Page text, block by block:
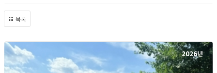
목록
2026년